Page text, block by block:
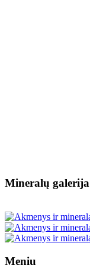
Mineralų galerija
Meniu